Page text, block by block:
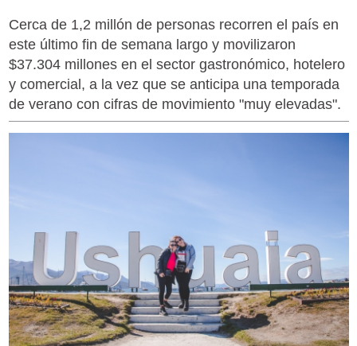
Cerca de 1,2 millón de personas recorren el país en
este último fin de semana largo y movilizaron
$37.304 millones en el sector gastronómico, hotelero
y comercial, a la vez que se anticipa una temporada
de verano con cifras de movimiento "muy elevadas".